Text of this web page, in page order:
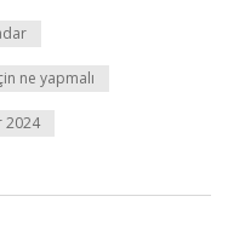
ne yapmalı
2024